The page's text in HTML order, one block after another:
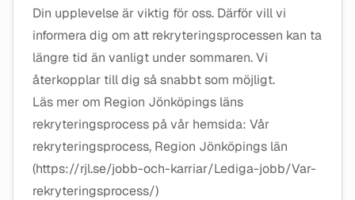
Din upplevelse är viktig för oss. Därför vill vi
informera dig om att rekryteringsprocessen kan ta
längre tid än vanligt under sommaren. Vi
återkopplar till dig så snabbt som möjligt.
Läs mer om Region Jönköpings läns
rekryteringsprocess på vår hemsida: Vår
rekryteringsprocess, Region Jönköpings län
(https://rjl.se/jobb-och-karriar/Lediga-jobb/Var-
rekryteringsprocess/)